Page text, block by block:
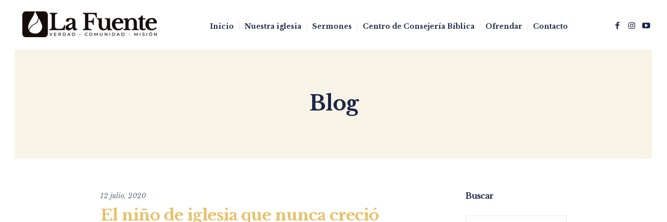
Inicio Nuestra iglesia Sermones Centro de Consejería Bíblica Ofrendar Contacto
Blog
12 julio, 2020
El niño de iglesia que nunca creció
Buscar